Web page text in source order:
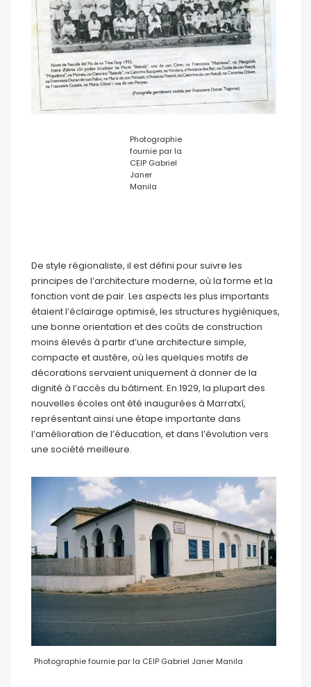
Photographie
fournie par la
CEIP Gabriel
Janer
Manila
De style régionaliste, il est défini pour suivre les
principes de l’architecture moderne, où la forme et la
fonction vont de pair. Les aspects les plus importants
étaient l’éclairage optimisé, les structures hygiéniques,
une bonne orientation et des coûts de construction
moins élevés à partir d’une architecture simple,
compacte et austère, où les quelques motifs de
décorations servaient uniquement à donner de la
dignité à l’accès du bâtiment. En 1929, la plupart des
nouvelles écoles ont été inaugurées à Marratxí,
représentant ainsi une étape importante dans
l’amélioration de l’éducation, et dans l’évolution vers
une société meilleure.
Photographie fournie par la CEIP Gabriel Janer Manila